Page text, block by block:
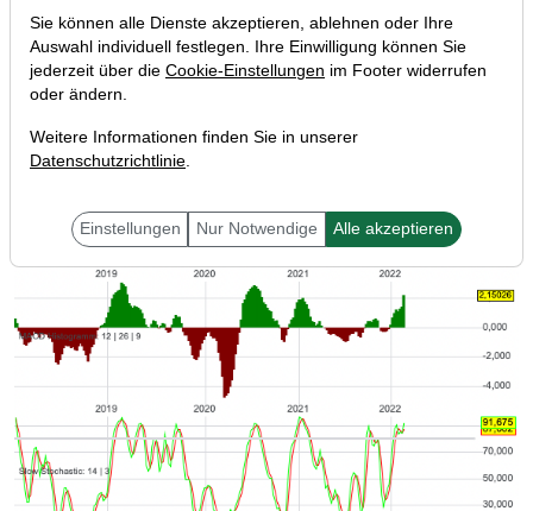
Sie können alle Dienste akzeptieren, ablehnen oder Ihre
Auswahl individuell festlegen. Ihre Einwilligung können Sie
jederzeit über die Cookie-Einstellungen im Footer widerrufen
oder ändern.
Weitere Informationen finden Sie in unserer
Datenschutzrichtlinie.
Einstellungen Nur Notwendige Alle akzeptieren